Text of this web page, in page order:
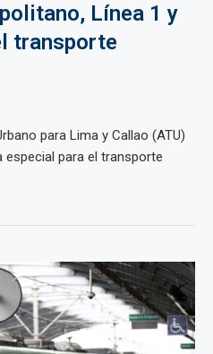
Línea 1 y
transporte
para Lima y Callao (ATU)
para el transporte